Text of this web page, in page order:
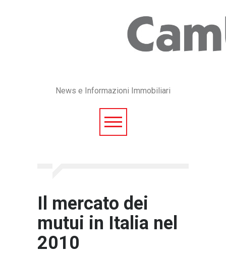
News e Informazioni Immobiliari
Il mercato dei
mutui in Italia nel
2010